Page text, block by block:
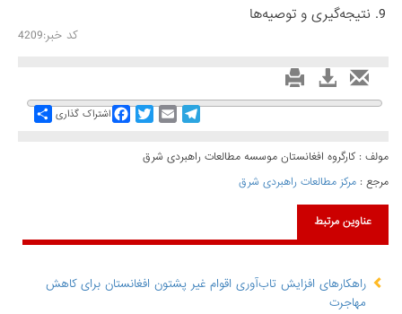
نتیجه‌گیری و توصیه‌ها
کد خبر:4209
Share اشتراک گذاری
FacebookTwitterEmail
Telegram
مولف : کارگروه افغانستان موسسه مطالعات راهبردی شرق
مرجع : مرکز مطالعات راهبردی شرق
عناوین مرتبط
راهکارهای افزایش تاب‌آوری اقوام غیر پشتون افغانستان برای کاهش
مهاجرت